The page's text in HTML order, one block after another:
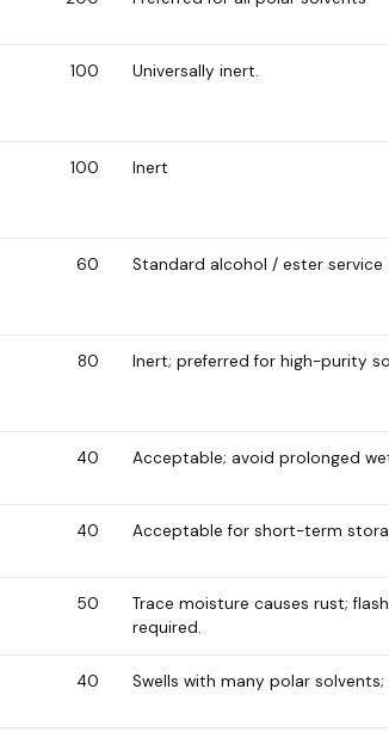
100 Universally inert.
100 Inert
60 Standard alcohol / ester service
80 Inert; preferred for high-purity
40 Acceptable; avoid prolonged
40 Acceptable for short-term
50
Trace moisture causes rust;
required.
40 Swells with many polar